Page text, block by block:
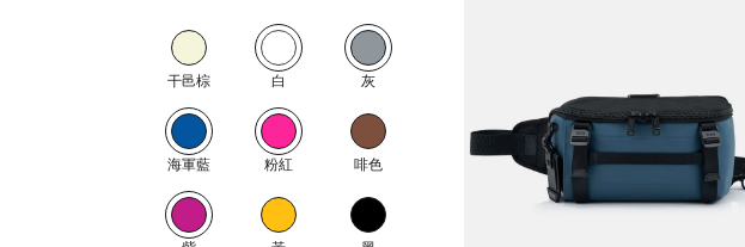
干邑棕 白 灰
海軍藍 粉紅 啡色